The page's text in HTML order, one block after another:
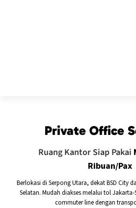
Private Office
Ruang Kantor Siap Pakai
Ribuan/Pax
Berlokasi di Serpong Utara, dekat BSD City
Selatan. Mudah diakses melalui tol
commuter line dengan